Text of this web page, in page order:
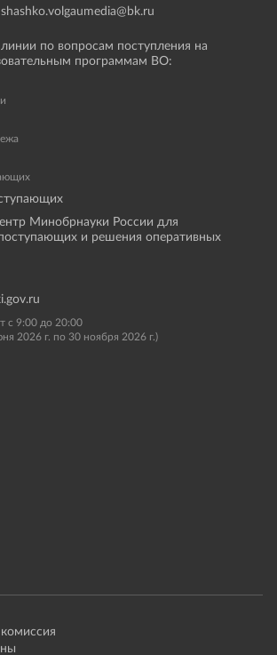
shashko.volgaumedia@bk.ru
по вопросам поступления на
программам ВО:
Минобрнауки России для
и решения оперативных
с 9:00 до 20:00
2026 г. по 30 ноября 2026 г.)